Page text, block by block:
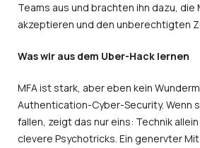
Teams aus und brachten ihn dazu, die
akzeptieren und den unberechtigten
Was wir aus dem Uber-Hack lernen
MFA ist stark, aber eben kein
Authentication-Cyber-Security. Wenn
fallen, zeigt das nur eins: Technik
clevere Psychotricks. Ein genervter